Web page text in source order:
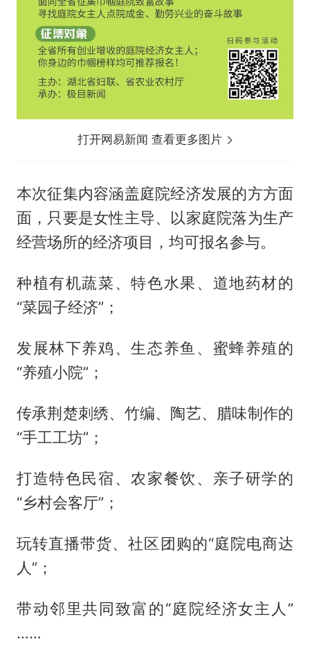
打开网易新闻 查看更多图片
本次征集内容涵盖庭院经济发展的方方面
面，只要是女性主导、以家庭院落为生产
经营场所的经济项目，均可报名参与。
种植有机蔬菜、特色水果、道地药材的
“菜园子经济”；
发展林下养鸡、生态养鱼、蜜蜂养殖的
“养殖小院”；
传承荆楚刺绣、竹编、陶艺、腊味制作的
“手工工坊”；
打造特色民宿、农家餐饮、亲子研学的
“乡村会客厅”；
玩转直播带货、社区团购的“庭院电商达
人”；
带动邻里共同致富的“庭院经济女主人”
……